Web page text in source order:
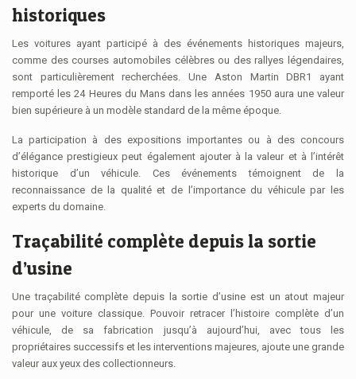
historiques
Les voitures ayant participé à des événements historiques majeurs,
comme des courses automobiles célèbres ou des rallyes légendaires,
sont particulièrement recherchées. Une Aston Martin DBR1 ayant
remporté les 24 Heures du Mans dans les années 1950 aura une valeur
bien supérieure à un modèle standard de la même époque.
La participation à des expositions importantes ou à des concours
d’élégance prestigieux peut également ajouter à la valeur et à l’intérêt
historique d’un véhicule. Ces événements témoignent de la
reconnaissance de la qualité et de l’importance du véhicule par les
experts du domaine.
Traçabilité complète depuis la sortie
d’usine
Une traçabilité complète depuis la sortie d’usine est un atout majeur
pour une voiture classique. Pouvoir retracer l’histoire complète d’un
véhicule, de sa fabrication jusqu’à aujourd’hui, avec tous les
propriétaires successifs et les interventions majeures, ajoute une grande
valeur aux yeux des collectionneurs.